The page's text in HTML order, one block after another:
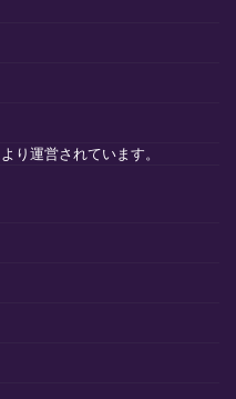
り運営されています。